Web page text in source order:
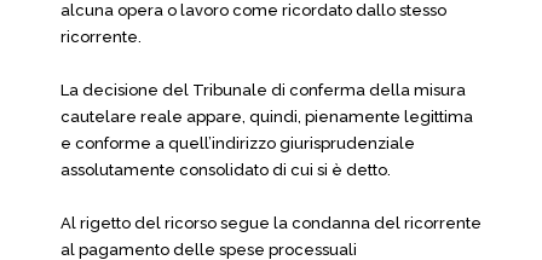
alcuna opera o lavoro come ricordato dallo stesso
ricorrente.
La decisione del Tribunale di conferma della misura
cautelare reale appare, quindi, pienamente legittima
e conforme a quell’indirizzo giurisprudenziale
assolutamente consolidato di cui si è detto.
Al rigetto del ricorso segue la condanna del ricorrente
al pagamento delle spese processuali